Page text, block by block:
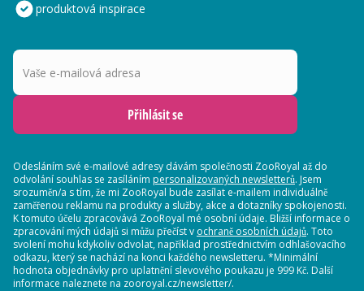
produktová inspirace
Vaše e-mailová adresa
Přihlásit se
Odesláním své e-mailové adresy dávám společnosti ZooRoyal až do
odvolání souhlas se zasíláním personalizovaných newsletterů. Jsem
srozuměn/a s tím, že mi ZooRoyal bude zasílat e-mailem individuálně
zaměřenou reklamu na produkty a služby, akce a dotazníky spokojenosti.
K tomuto účelu zpracovává ZooRoyal mé osobní údaje. Bližší informace o
zpracování mých údajů si můžu přečíst v ochraně osobních údajů. Toto
svolení mohu kdykoliv odvolat, například prostřednictvím odhlašovacího
odkazu, který se nachází na konci každého newsletteru. *Minimální
hodnota objednávky pro uplatnění slevového poukazu je 999 Kč. Další
informace naleznete na zooroyal.cz/newsletter/.